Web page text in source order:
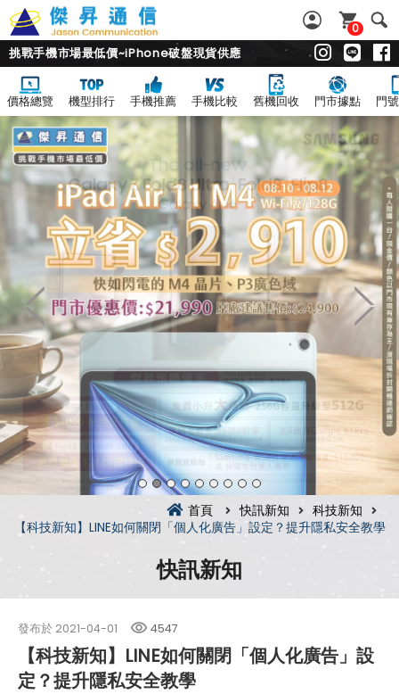
0
挑戰手機市場最低價~iPhone破盤現貨供應
價格總覽 機型排行 手機推薦 手機比較 舊機回收 門市據點 門
首頁 快訊新知
科技新知
【科技新知】LINE如何關閉「個人化廣告」設定？提升隱私安全教學
快訊新知
發布於 2021-04-01 4547
【科技新知】LINE如何關閉「個人化廣告」設
定？提升隱私安全教學